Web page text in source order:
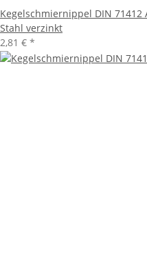
Kegelschmiernippel DIN 71412
Stahl verzinkt
2,81 € *